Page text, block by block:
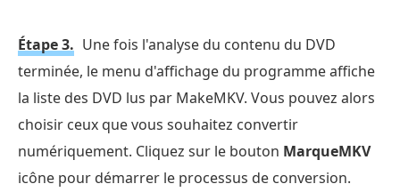
Étape 3. Une fois l'analyse du contenu du DVD
terminée, le menu d'affichage du programme affiche
la liste des DVD lus par MakeMKV. Vous pouvez alors
choisir ceux que vous souhaitez convertir
numériquement. Cliquez sur le bouton MarqueMKV
icône pour démarrer le processus de conversion.